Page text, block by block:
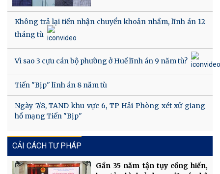
Không trả lại tiền nhận chuyển khoản nhầm, lĩnh án 12
tháng tù
Vì sao 3 cựu cán bộ phường ở Huế lĩnh án 9 năm tù?
Tiến "Bịp" lĩnh án 8 năm tù
Ngày 7/8, TAND khu vực 6, TP Hải Phòng xét xử giang
hồ mạng Tiến "Bịp"
CẢI CÁCH TƯ PHÁP
Gần 35 năm tận tụy cống hiến,